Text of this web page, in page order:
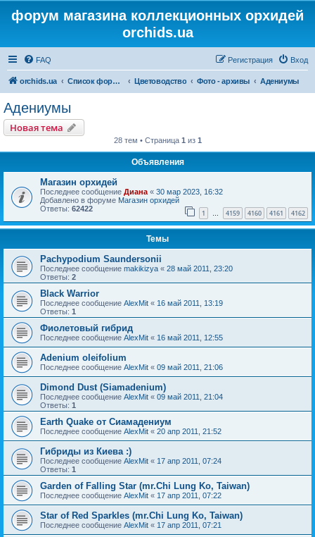
форум магазина коллекционных орхидей
orchids.ua
FAQ Вход
Регистрация
orchids.ua Список форумов Цветоводство Фото - архивы Адениумы
Адениумы
Новая тема
28 тем • Страница 1 из 1
Объявления
Магазин орхидей
Последнее сообщение Диана « 30 мар 2023, 16:32
Добавлено в форуме Магазин орхидей
Ответы: 62422 1 … 4159 4160 4161 4162
Темы
Pachypodium Saundersonii
Последнее сообщение makikizya « 28 май 2011, 23:20
Ответы: 2
Black Warrior
Последнее сообщение AlexMit « 16 май 2011, 13:19
Ответы: 1
Фиолетовый гибрид
Последнее сообщение AlexMit « 16 май 2011, 12:55
Adenium oleifolium
Последнее сообщение AlexMit « 09 май 2011, 21:06
Dimond Dust (Siamadenium)
Последнее сообщение AlexMit « 09 май 2011, 21:04
Ответы: 1
Earth Quake от Сиамадениум
Последнее сообщение AlexMit « 20 апр 2011, 21:52
Гибриды из Киева :)
Последнее сообщение AlexMit « 17 апр 2011, 07:24
Ответы: 1
Garden of Falling Star (mr.Chi Lung Ko, Taiwan)
Последнее сообщение AlexMit « 17 апр 2011, 07:22
Star of Red Sparkles (mr.Chi Lung Ko, Taiwan)
Последнее сообщение AlexMit « 17 апр 2011, 07:21